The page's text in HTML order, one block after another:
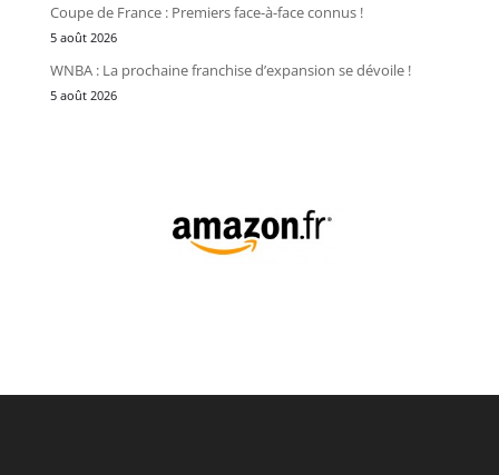
Coupe de France : Premiers face-à-face connus !
5 août 2026
WNBA : La prochaine franchise d’expansion se dévoile !
5 août 2026